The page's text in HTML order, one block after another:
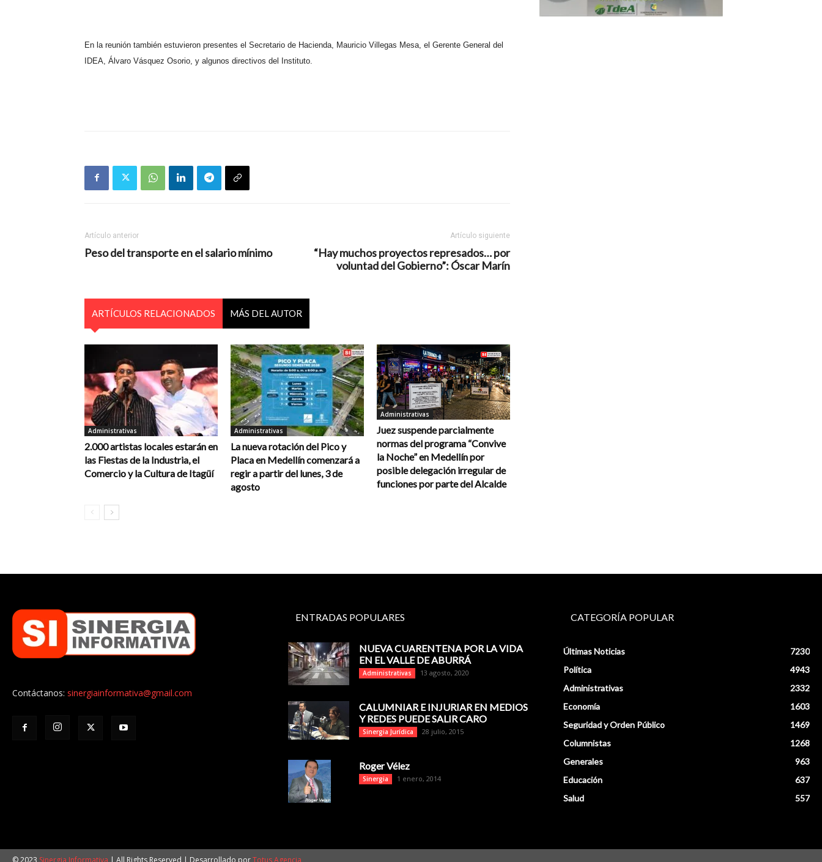
En la reunión también estuvieron presentes el Secretario de Hacienda, Mauricio Villegas Mesa, el Gerente General del
IDEA, Álvaro Vásquez Osorio, y algunos directivos del Instituto.
Artículo anterior
Peso del transporte en el salario mínimo
Artículo siguiente
“Hay muchos proyectos represados… por
voluntad del Gobierno”: Óscar Marín
ARTÍCULOS RELACIONADOS MÁS DEL AUTOR
Administrativas
2.000 artistas locales estarán en
las Fiestas de la Industria, el
Comercio y la Cultura de Itagüí
Administrativas
La nueva rotación del Pico y
Placa en Medellín comenzará a
regir a partir del lunes, 3 de
agosto
Administrativas
Juez suspende parcialmente
normas del programa “Convive
la Noche” en Medellín por
posible delegación irregular de
funciones por parte del Alcalde
Contáctanos: sinergiainformativa@gmail.com
ENTRADAS POPULARES
NUEVA CUARENTENA POR LA VIDA
EN EL VALLE DE ABURRÁ
Administrativas 13 agosto, 2020
CALUMNIAR E INJURIAR EN MEDIOS
Y REDES PUEDE SALIR CARO
Sinergia Jurídica 28 julio, 2015
Roger Vélez
Sinergia 1 enero, 2014
CATEGORÍA POPULAR
Últimas Noticias
7230
Política
4943
Administrativas
2332
Economía
1603
Seguridad y Orden Público
1469
Columnistas
1268
Generales
963
Educación
637
Salud
557
© 2023 Sinergia Informativa | All Rights Reserved | Desarrollado porTotus Agencia